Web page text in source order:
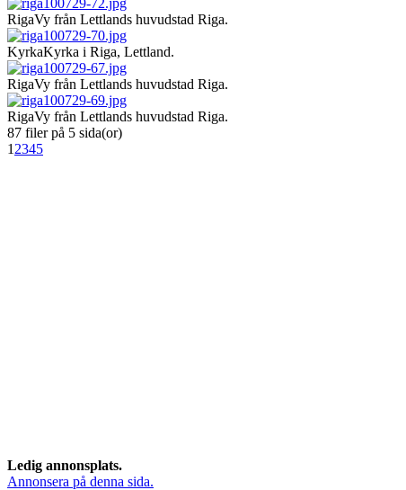
RigaVy från Lettlands huvudstad Riga.
KyrkaKyrka i Riga, Lettland.
RigaVy från Lettlands huvudstad Riga.
RigaVy från Lettlands huvudstad Riga.
87 filer på 5 sida(or)
1 2345
Ledig annonsplats.
Annonsera på denna sida.